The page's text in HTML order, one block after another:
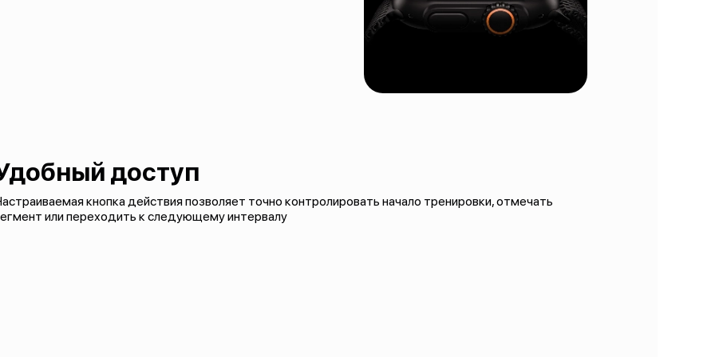
доступ
кнопка действия позволяет точно контролировать начало тренировки, отмечать
или переходить к следующему интервалу